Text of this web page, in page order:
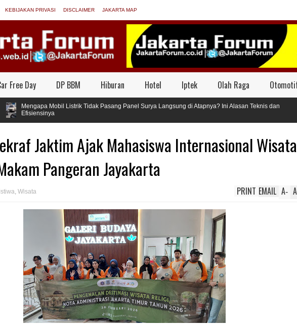
KEBIJAKAN PRIVASI DISCLAIMER JAKARTA MAP
Free Day DP BBM Hiburan Hotel Iptek Olah Raga
Mobil Listrik Tidak Pasang Panel Surya Langsung di Atapnya? Ini Alasan Teknis dan
Jaktim Ajak Mahasiswa Internasional Wisata
Pangeran Jayakarta
Wisata A
A-
EMAIL
PRINT